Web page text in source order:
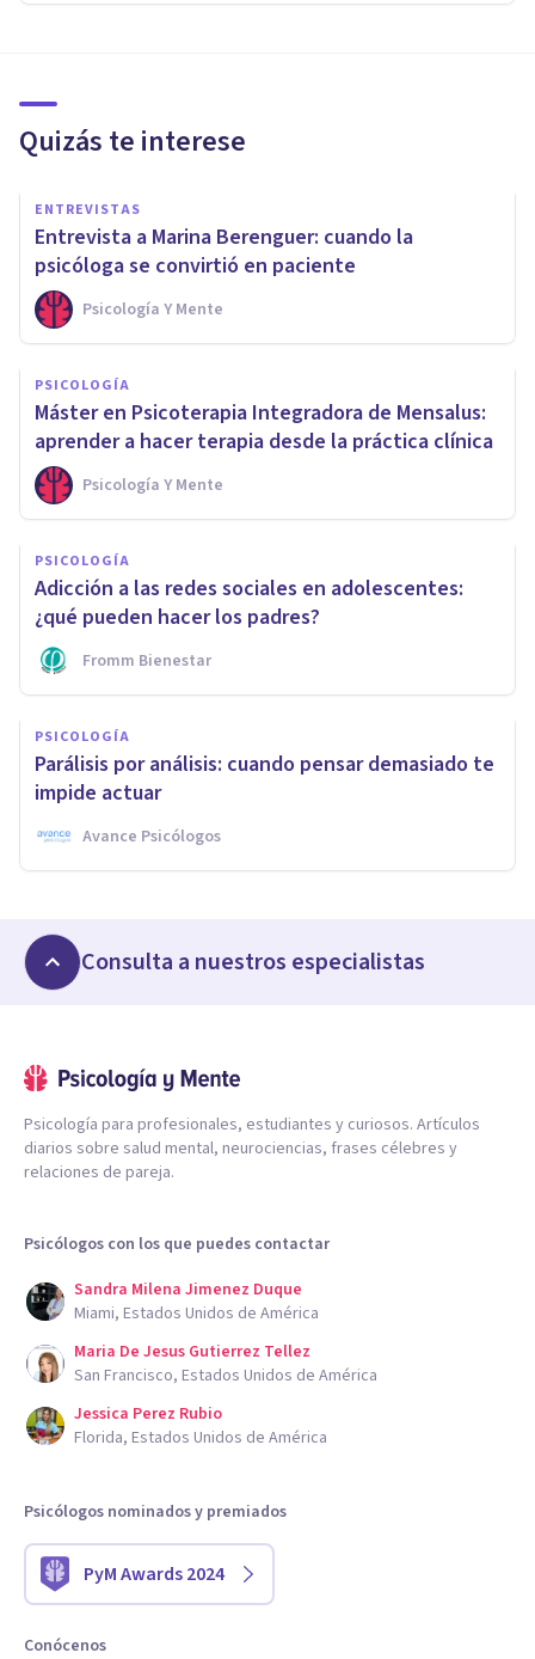
Quizás te interese
ENTREVISTAS
Entrevista a Marina Berenguer: cuando la
psicóloga se convirtió en paciente
Psicología Y Mente
PSICOLOGÍA
Máster en Psicoterapia Integradora de Mensalus:
aprender a hacer terapia desde la práctica clínica
Psicología Y Mente
PSICOLOGÍA
Adicción a las redes sociales en adolescentes:
¿qué pueden hacer los padres?
Fromm Bienestar
PSICOLOGÍA
Parálisis por análisis: cuando pensar demasiado te
impide actuar
Avance Psicólogos
Consulta a nuestros especialistas
Psicología para profesionales, estudiantes y curiosos. Artículos
diarios sobre salud mental, neurociencias, frases célebres y
relaciones de pareja.
Psicólogos con los que puedes contactar
Sandra Milena Jimenez Duque
Miami, Estados Unidos de América
Maria De Jesus Gutierrez Tellez
San Francisco, Estados Unidos de América
Jessica Perez Rubio
Florida, Estados Unidos de América
Psicólogos nominados y premiados
PyM Awards 2024
Conócenos